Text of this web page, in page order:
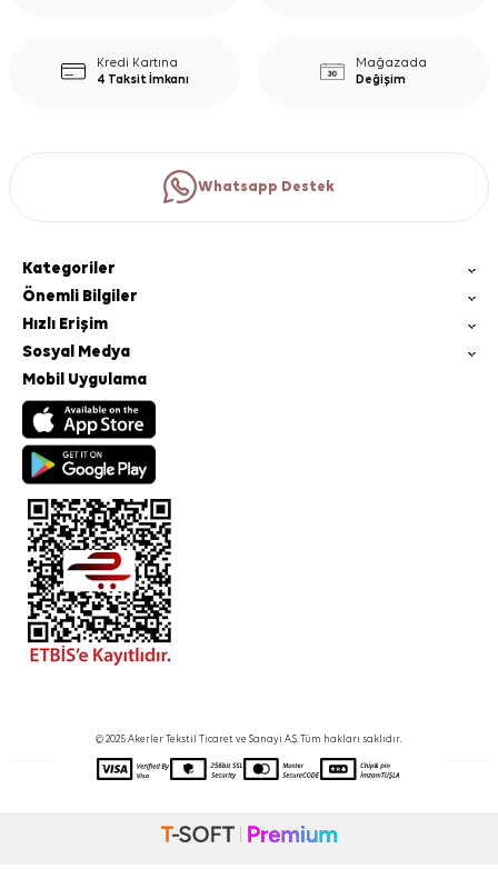
Kredi Kartına
4 Taksit İmkanı
Mağazada
Değişim
Whatsapp Destek
Kategoriler
Önemli Bilgiler
Hızlı Erişim
Sosyal Medya
Mobil Uygulama
© 2025 Akerler Tekstil Ticaret ve Sanayi A.Ş. Tüm hakları saklıdır.